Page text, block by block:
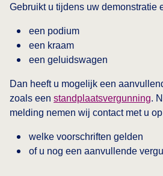
Gebruikt u tijdens uw demonstratie
een podium
een kraam
een geluidswagen
Dan heeft u mogelijk een
zoals een standplaatsvergunning.
melding nemen wij contact met u
welke voorschriften gelden
of u nog een aanvullende